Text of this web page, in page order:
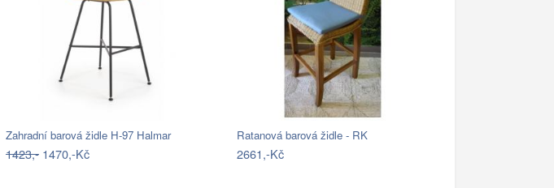
Zahradní barová židle H-97 Halmar
1423,- 1470,-Kč
Ratanová barová židle - RK
2661,-Kč